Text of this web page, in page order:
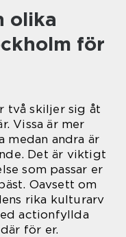
olika
för
två skiljer sig åt
Vissa är mer
medan andra är
Det är viktigt
som passar er
Oavsett om
rika kulturarv
actionfyllda
för er.